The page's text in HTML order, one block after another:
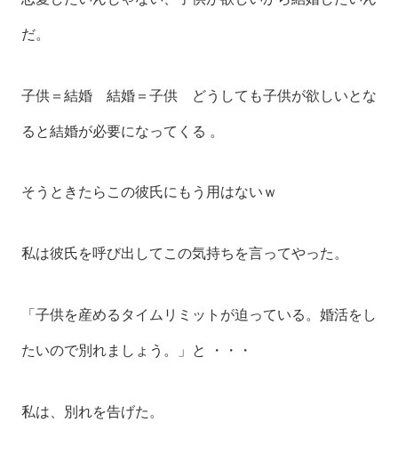
だ。
子供＝結婚 結婚＝子供 どうしても子供が欲しいとな
ると結婚が必要になってくる 。
そうときたらこの彼氏にもう用はないｗ
私は彼氏を呼び出してこの気持ちを言ってやった。
「子供を産めるタイムリミットが迫っている。婚活をし
たいので別れましょう。」と ・・・
私は、別れを告げた。